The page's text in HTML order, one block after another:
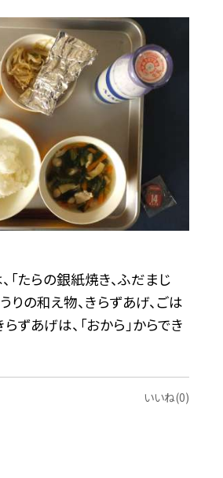
たらの銀紙焼き、ふだまじ
りの和え物、きらずあげ、ごは
らずあげは、「おから」からでき
いいね(0)